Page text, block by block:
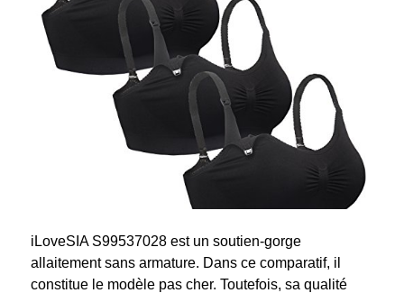
iLoveSIA S99537028 est un soutien-gorge
allaitement sans armature. Dans ce comparatif, il
constitue le modèle pas cher. Toutefois, sa qualité